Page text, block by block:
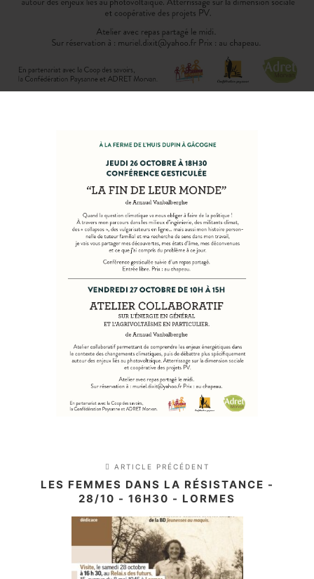
ARTICLE PRÉCÉDENT
LES FEMMES DANS LA RÉSISTANCE -
28/10 - 16H30 - LORMES